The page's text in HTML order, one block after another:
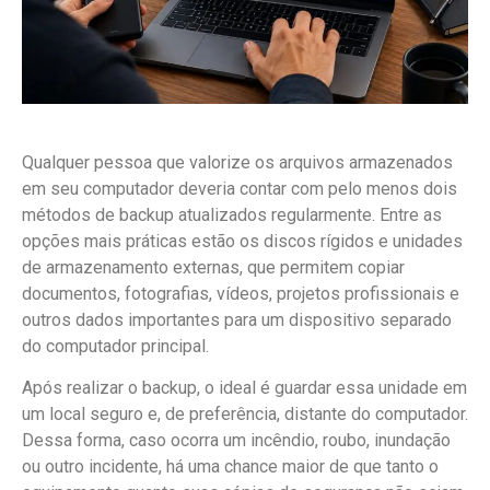
Qualquer pessoa que valorize os arquivos armazenados
em seu computador deveria contar com pelo menos dois
métodos de backup atualizados regularmente. Entre as
opções mais práticas estão os discos rígidos e unidades
de armazenamento externas, que permitem copiar
documentos, fotografias, vídeos, projetos profissionais e
outros dados importantes para um dispositivo separado
do computador principal.
Após realizar o backup, o ideal é guardar essa unidade em
um local seguro e, de preferência, distante do computador.
Dessa forma, caso ocorra um incêndio, roubo, inundação
ou outro incidente, há uma chance maior de que tanto o